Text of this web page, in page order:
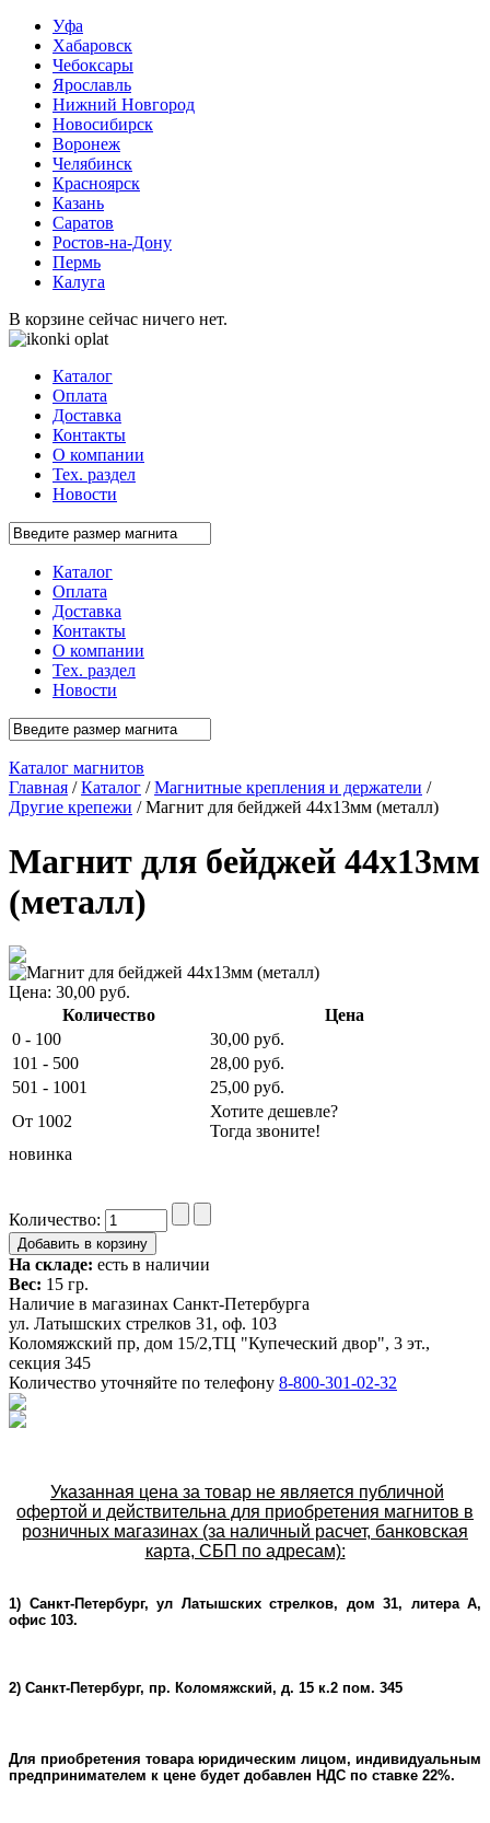
Уфа
Хабаровск
Чебоксары
Ярославль
Нижний Новгород
Новосибирск
Воронеж
Челябинск
Красноярск
Казань
Саратов
Ростов-на-Дону
Пермь
Калуга
В корзине сейчас ничего нет.
Каталог
Оплата
Доставка
Контакты
О компании
Тех. раздел
Новости
Каталог
Оплата
Доставка
Контакты
О компании
Тех. раздел
Новости
Каталог магнитов
Главная /Каталог /Магнитные крепления и держатели /
Другие крепежи / Магнит для бейджей 44х13мм (металл)
Магнит для бейджей 44х13мм
(металл)
Цена: 30,00 руб.
Количество
Цена
0 - 100
30,00 руб.
101 - 500
28,00 руб.
501 - 1001
25,00 руб.
От 1002
Хотите дешевле?
Тогда звоните!
новинка
Количество:
На складе: есть в наличии
Вес: 15 гр.
Наличие в магазинах Санкт-Петербурга
ул. Латышских стрелков 31, оф. 103
Коломяжский пр, дом 15/2,ТЦ "Купеческий двор", 3 эт.,
секция 345
Количество уточняйте по телефону 8-800-301-02-32
Указанная цена за товар не является публичной
офертой и действительна для приобретения магнитов в
розничных магазинах (за наличный расчет, банковская
карта, СБП по адресам):
1) Санкт-Петербург, ул Латышских стрелков, дом 31, литера А,
офис 103.
2) Санкт-Петербург, пр. Коломяжский, д. 15 к.2 пом. 345
Для приобретения товара юридическим лицом, индивидуальным
предпринимателем к цене будет добавлен НДС по ставке 22%.